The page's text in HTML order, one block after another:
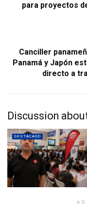
para proyectos
Canciller
Panamá y Japón
directo a
Discussion
DESTACADO